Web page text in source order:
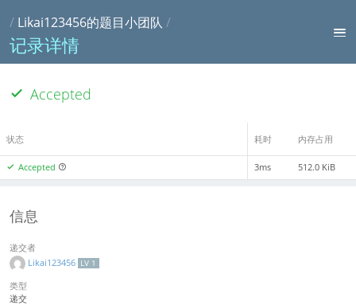
/ Likai123456的题目小团队 /
记录详情
Accepted
状态 耗时 内存占用
Accepted 3ms 512.0 KiB
信息
递交者
Likai123456 LV 1
类型
递交